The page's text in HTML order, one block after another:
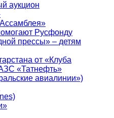
аукцион
Русфонду
прессы» – детям
от «Клуба
«Татнефть»
авиалинии»)